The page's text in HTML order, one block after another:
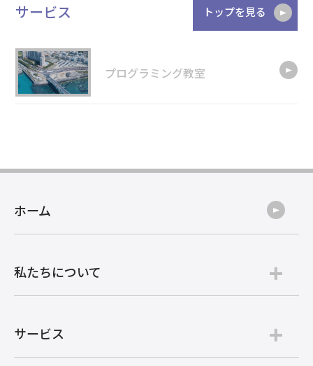
サービス トップを見る
プログラミング教室
ホーム
私たちについて
サービス